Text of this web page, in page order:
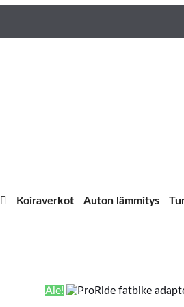
Koiraverkot Auton lämmitys
Ale!